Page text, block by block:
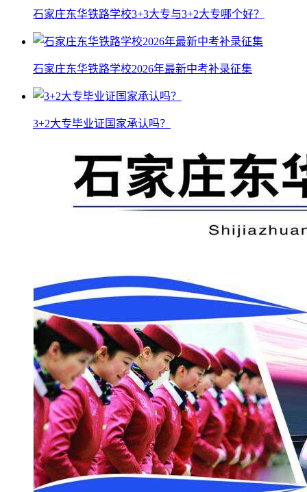
石家庄东华铁路学校3+3大专与3+2大专哪个好？
石家庄东华铁路学校2026年最新中考补录征集
3+2大专毕业证国家承认吗？